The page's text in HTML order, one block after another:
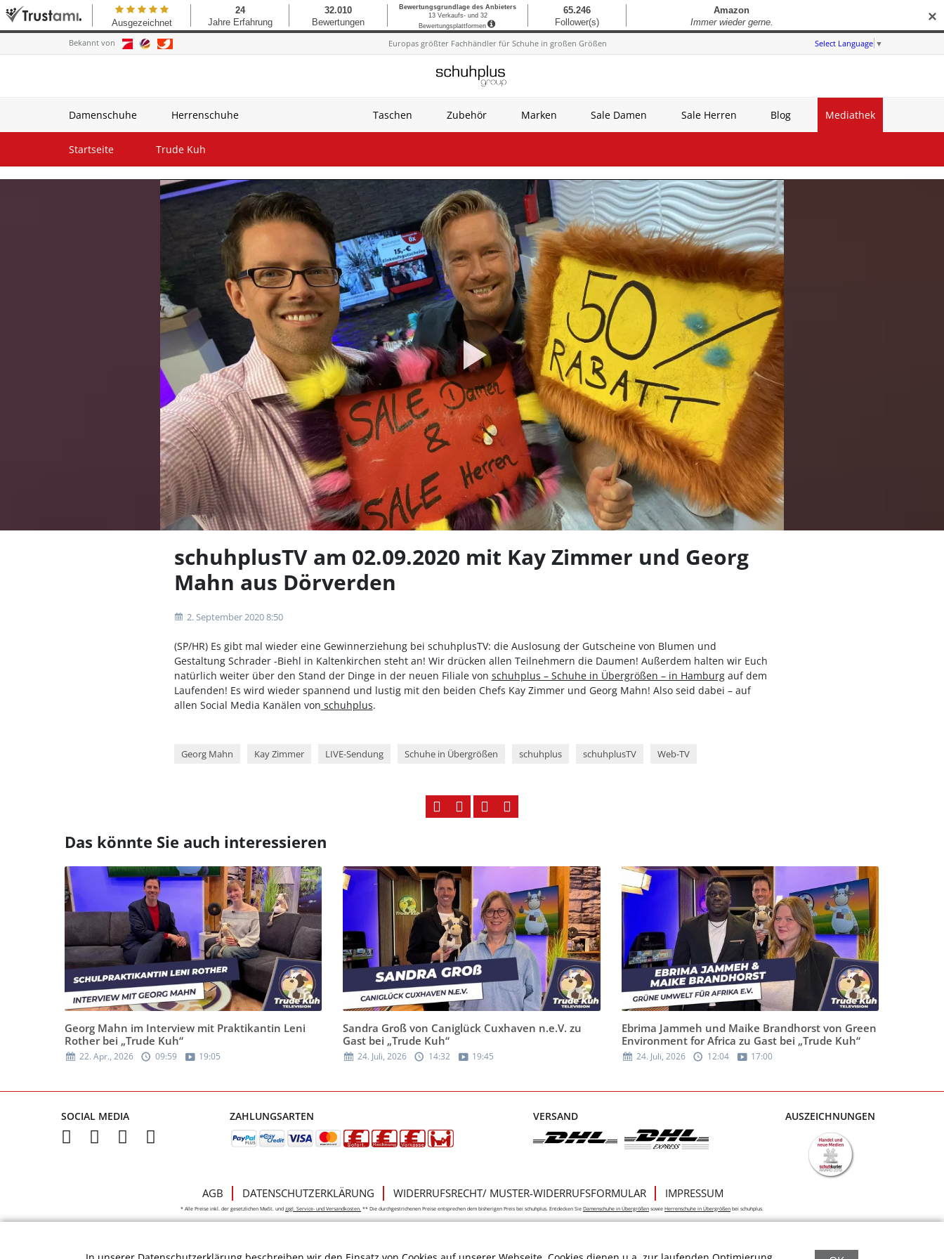
Bekannt von Europas größter Fachhändler für Schuhe in großen Größen Select Language ▼
Damenschuhe Herrenschuhe Taschen Zubehör Marken Sale Damen Sale Herren Blog Mediathek
Startseite Trude Kuh
Video
abspielen
schuhplusTV am 02.09.2020 mit Kay Zimmer und Georg
Mahn aus Dörverden
2. September 2020 8:50
(SP/HR) Es gibt mal wieder eine Gewinnerziehung bei schuhplusTV: die Auslosung der Gutscheine von Blumen und
Gestaltung Schrader -Biehl in Kaltenkirchen steht an! Wir drücken allen Teilnehmern die Daumen! Außerdem halten wir Euch
natürlich weiter über den Stand der Dinge in der neuen Filiale von schuhplus – Schuhe in Übergrößen – in Hamburgauf dem
Laufenden! Es wird wieder spannend und lustig mit den beiden Chefs Kay Zimmer und Georg Mahn! Also seid dabei – auf
allen Social Media Kanälen von schuhplus.
Georg Mahn Kay Zimmer LIVE-Sendung Schuhe in Übergrößen schuhplus schuhplusTV Web-TV
Das könnte Sie auch interessieren
Georg Mahn im Interview mit Praktikantin Leni
Rother bei „Trude Kuh“
22. Apr., 2026 09:59 19:05
Sandra Groß von Caniglück Cuxhaven n.e.V. zu
Gast bei „Trude Kuh“
24. Juli, 2026 14:32 19:45
Ebrima Jammeh und Maike Brandhorst von Green
Environment for Africa zu Gast bei „Trude Kuh“
24. Juli, 2026 12:04 17:00
SOCIAL MEDIA ZAHLUNGSARTEN VERSAND AUSZEICHNUNGEN
AGB DATENSCHUTZERKLÄRUNG WIDERRUFSRECHT/ MUSTER-WIDERRUFSFORMULAR IMPRESSUM
* Alle Preise inkl. der gesetzlichen MwSt. und zzgl. Service- und Versandkosten. ** Die durchgestrichenen Preise entsprechen dem bisherigen Preis bei schuhplus. Entdecken Sie Damenschuhe in Übergrößen sowie Herrenschuhe in Übergrößen bei schuhplus.
✕